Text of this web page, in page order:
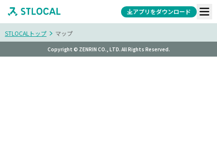
アプリをダウンロード
STLOCALトップ マップ
Copyright © ZENRIN CO., LTD. All Rights Reserved.